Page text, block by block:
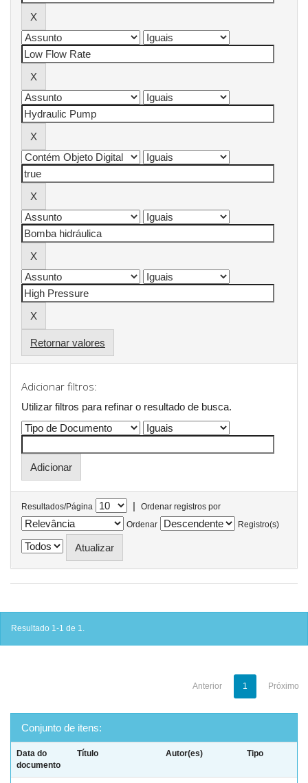
Retornar valores
Adicionar filtros:
Utilizar filtros para refinar o resultado de busca.
Resultados/Página |
Ordenar registros por
Ordenar
Registro(s)
Resultado 1-1 de 1.
Anterior 1 Próximo
Conjunto de itens:
Data do
documento
Título Autor(es) Tipo